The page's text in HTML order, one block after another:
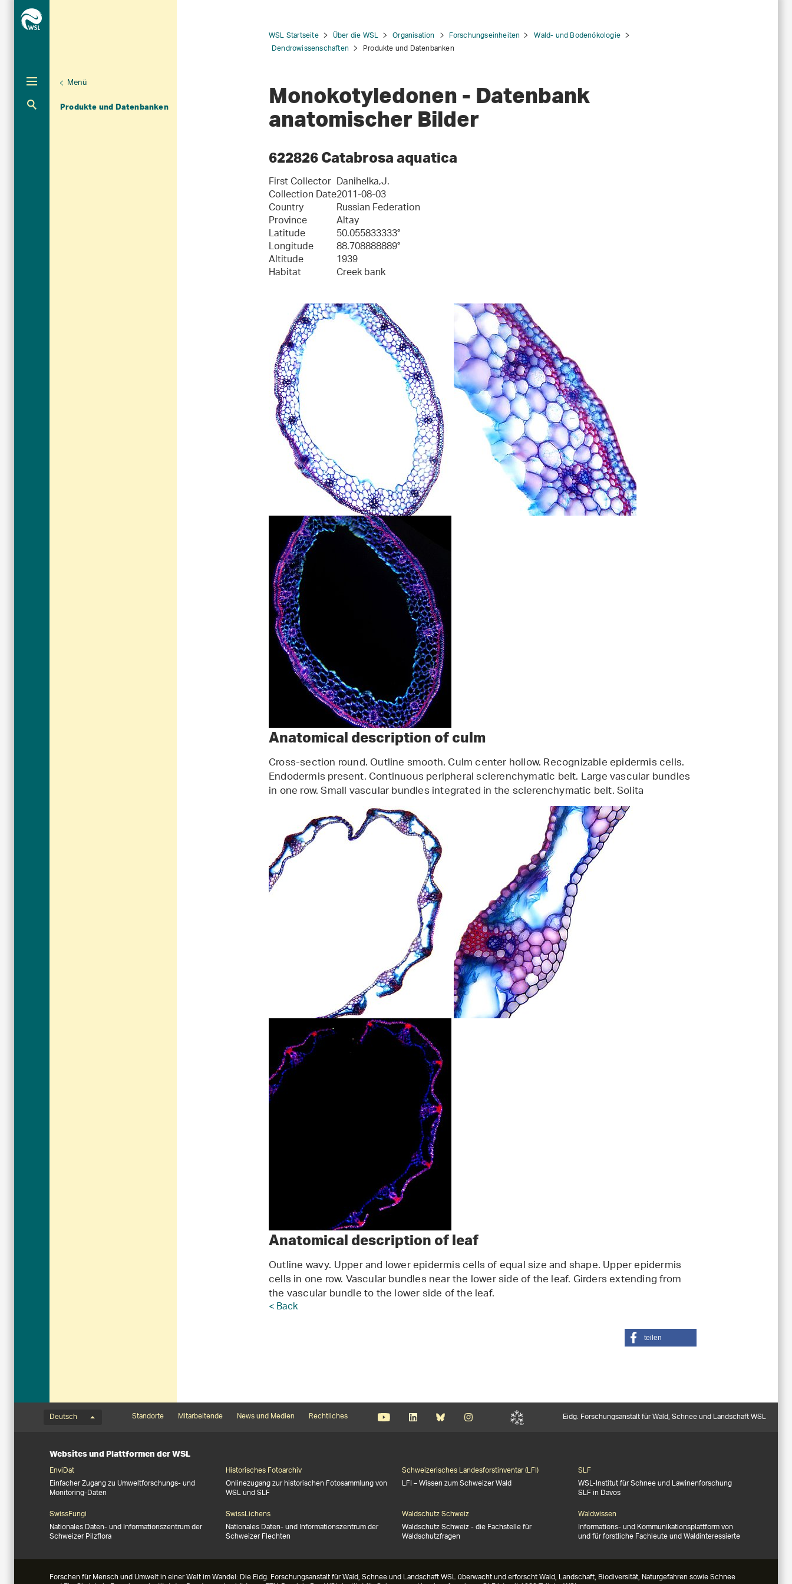
Dendrowissenschaften
Unternavigation
Menü
Produkte und Datenbanken
Aktuelle Navigation
WSL Startseite Über die WSL Organisation Forschungseinheiten
Wald- und Bodenökologie
Dendrowissenschaften
Produkte und Datenbanken
Monokotyledonen - Datenbank
anatomischer Bilder
622826 Catabrosa aquatica
First Collector Danihelka,J.
Collection Date2011-08-03
Country Russian Federation
Province Altay
Latitude 50.055833333°
Longitude 88.708888889°
Altitude 1939
Habitat Creek bank
Anatomical description of culm
Cross-section round. Outline smooth. Culm center hollow. Recognizable epidermis cells.
Endodermis present. Continuous peripheral sclerenchymatic belt. Large vascular bundles
in one row. Small vascular bundles integrated in the sclerenchymatic belt. Solita
Anatomical description of leaf
Outline wavy. Upper and lower epidermis cells of equal size and shape. Upper epidermis
cells in one row. Vascular bundles near the lower side of the leaf. Girders extending from
the vascular bundle to the lower side of the leaf.
< Back
teilen
Sprachmenü
Deutsch
Footernavigation
Standorte Mitarbeitende News und Medien Rechtliches Eidg. Forschungsanstalt für Wald, Schnee und Landschaft WSL
Websites und Plattformen der WSL
EnviDat
Einfacher Zugang zu Umweltforschungs- und
Monitoring-Daten
Historisches Fotoarchiv
Onlinezugang zur historischen Fotosammlung von
WSL und SLF
Schweizerisches Landesforstinventar (LFI)
LFI – Wissen zum Schweizer Wald
SLF
WSL-Institut für Schnee und Lawinenforschung
SLF in Davos
SwissFungi
Nationales Daten- und Informationszentrum der
Schweizer Pilzflora
SwissLichens
Nationales Daten- und Informationszentrum der
Schweizer Flechten
Waldschutz Schweiz
Waldschutz Schweiz - die Fachstelle für
Waldschutzfragen
Waldwissen
Informations- und Kommunikationsplattform von
und für forstliche Fachleute und Waldinteressierte
Forschen für Mensch und Umwelt in einer Welt im Wandel: Die Eidg. Forschungsanstalt für Wald, Schnee und Landschaft WSL überwacht und erforscht Wald, Landschaft, Biodiversität, Naturgefahren sowie Schnee